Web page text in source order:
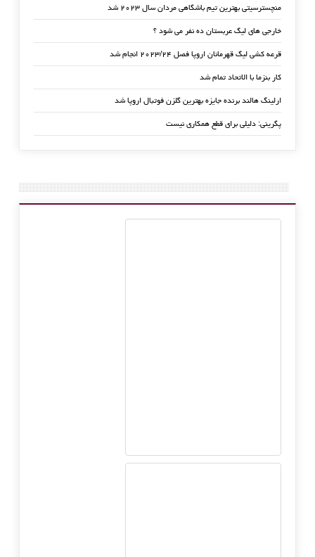
منچسترسیتی بهترین تیم باشگاهی مردان سال ۲۰۲۳ شد
خارجی های لیگ عربستان ده نفر می شود ؟
قرعه کشی لیگ قهرمانان اروپا فصل ۲۰۲۳/۲۴ انجام شد
کار بنزما با الاتحاد تمام شد
ارلینگ هالند برنده جایزه بهترین گلزن فوتبال اروپا شد
پگرینی: دلیلی برای قطع همکاری نیست